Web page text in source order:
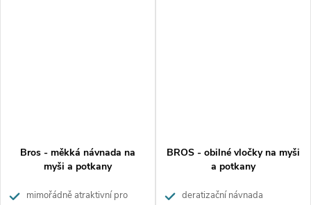
Bros - měkká návnada na
myši a potkany
mimořádně atraktivní pro
BROS - obilné vločky na myši
a potkany
deratizační návnada